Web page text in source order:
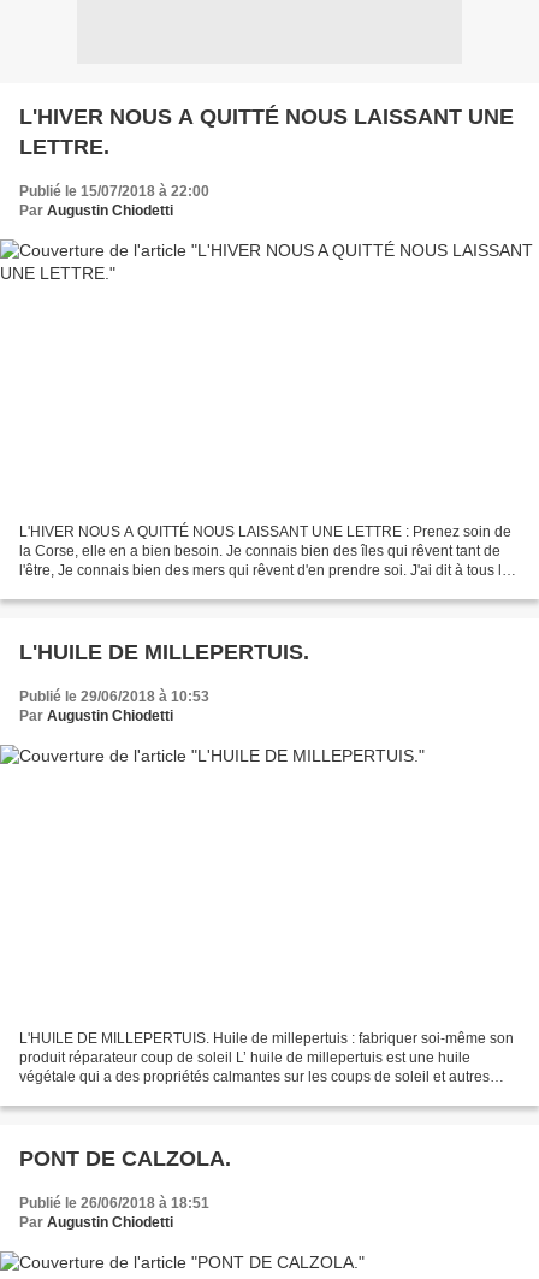
L'HIVER NOUS A QUITTÉ NOUS LAISSANT UNE
LETTRE.
Publié le 15/07/2018 à 22:00
Par Augustin Chiodetti
L'HIVER NOUS A QUITTÉ NOUS LAISSANT UNE LETTRE : Prenez soin de
la Corse, elle en a bien besoin. Je connais bien des îles qui rêvent tant de
l'être, Je connais bien des mers qui rêvent d'en prendre soi. J'ai dit à tous les
L'HUILE DE MILLEPERTUIS.
Publié le 29/06/2018 à 10:53
Par Augustin Chiodetti
L'HUILE DE MILLEPERTUIS. Huile de millepertuis : fabriquer soi-même son
produit réparateur coup de soleil L’ huile de millepertuis est une huile
végétale qui a des propriétés calmantes sur les coups de soleil et autres
PONT DE CALZOLA.
Publié le 26/06/2018 à 18:51
Par Augustin Chiodetti